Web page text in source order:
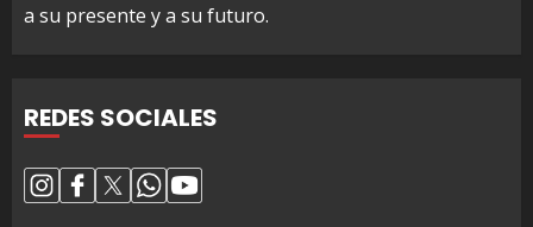
a su presente y a su futuro.
REDES SOCIALES